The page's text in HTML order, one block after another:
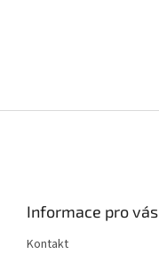
Informace pro vás
Kontakt